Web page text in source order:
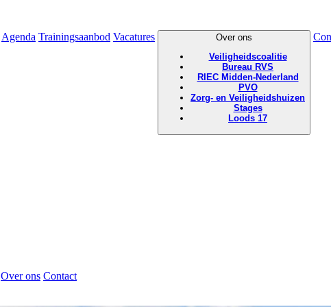
Agenda Trainingsaanbod Vacatures
Over ons
Veiligheidscoalitie
Bureau RVS
RIEC Midden-Nederland
PVO
Zorg- en Veiligheidshuizen
Stages
Loods 17
Over ons Contact